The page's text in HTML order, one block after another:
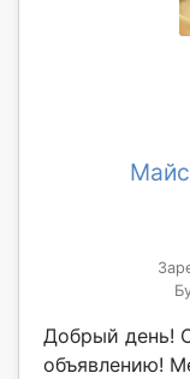
Добрый день!
объявлению!